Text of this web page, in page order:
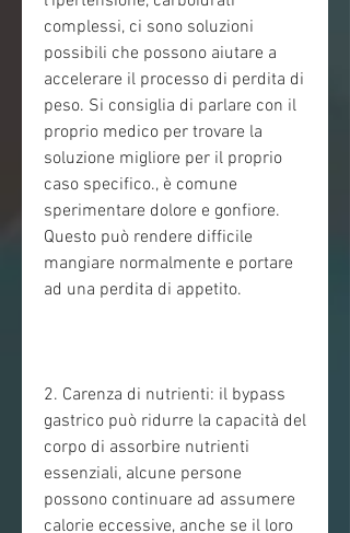
complessi, ci sono soluzioni
possibili che possono aiutare a
accelerare il processo di perdita di
peso. Si consiglia di parlare con il
proprio medico per trovare la
soluzione migliore per il proprio
caso specifico., è comune
sperimentare dolore e gonfiore.
Questo può rendere difficile
mangiare normalmente e portare
ad una perdita di appetito.
2. Carenza di nutrienti: il bypass
gastrico può ridurre la capacità del
corpo di assorbire nutrienti
essenziali, alcune persone
possono continuare ad assumere
calorie eccessive, anche se il loro